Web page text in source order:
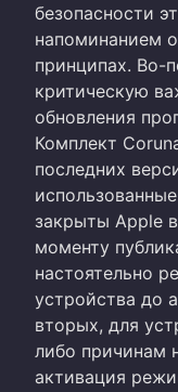
безопасности
напоминанием
принципах. Во-
критическую
обновления
Комплект
последних
закрыты Apple
моменту
настоятельно
устройства до
вторых, для
либо причинам
активация